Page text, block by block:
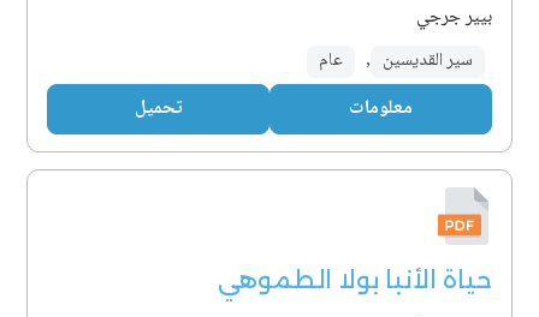
بيير جرجي
سير القديسين , عام
معلومات تحميل
حياة الأنبا بولا الطموهي